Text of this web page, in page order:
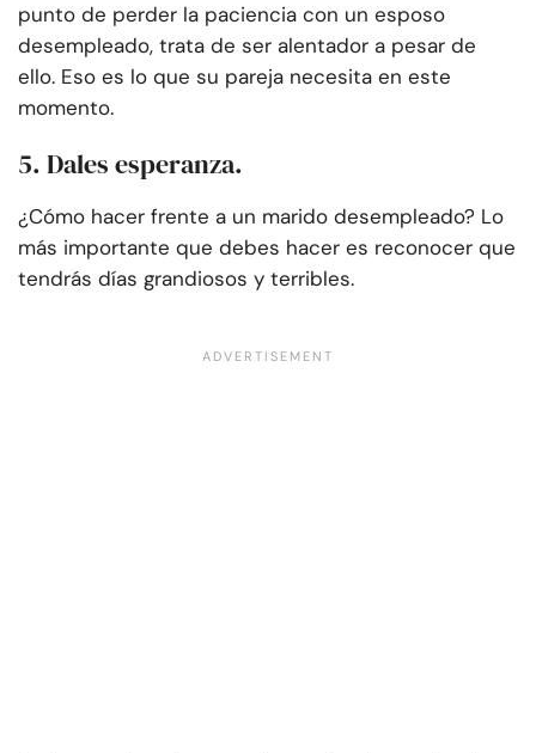
punto de perder la paciencia con un esposo
desempleado, trata de ser alentador a pesar de
ello. Eso es lo que su pareja necesita en este
momento.
5. Dales esperanza.
¿Cómo hacer frente a un marido desempleado? Lo
más importante que debes hacer es reconocer que
tendrás días grandiosos y terribles.